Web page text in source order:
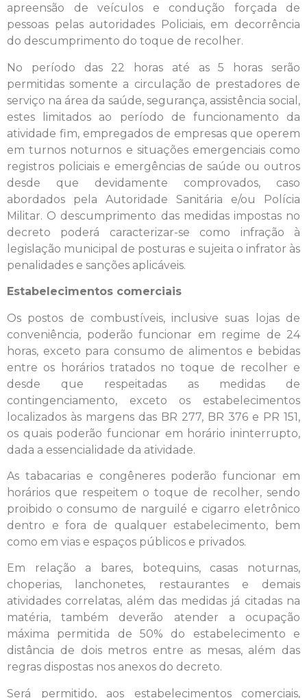
apreensão de veículos e condução forçada de
pessoas pelas autoridades Policiais, em decorrência
do descumprimento do toque de recolher.
No período das 22 horas até as 5 horas serão
permitidas somente a circulação de prestadores de
serviço na área da saúde, segurança, assistência social,
estes limitados ao período de funcionamento da
atividade fim, empregados de empresas que operem
em turnos noturnos e situações emergenciais como
registros policiais e emergências de saúde ou outros
desde que devidamente comprovados, caso
abordados pela Autoridade Sanitária e/ou Polícia
Militar. O descumprimento das medidas impostas no
decreto poderá caracterizar-se como infração à
legislação municipal de posturas e sujeita o infrator às
penalidades e sanções aplicáveis.
Estabelecimentos comerciais
Os postos de combustíveis, inclusive suas lojas de
conveniência, poderão funcionar em regime de 24
horas, exceto para consumo de alimentos e bebidas
entre os horários tratados no toque de recolher e
desde que respeitadas as medidas de
contingenciamento, exceto os estabelecimentos
localizados às margens das BR 277, BR 376 e PR 151,
os quais poderão funcionar em horário ininterrupto,
dada a essencialidade da atividade.
As tabacarias e congêneres poderão funcionar em
horários que respeitem o toque de recolher, sendo
proibido o consumo de narguilé e cigarro eletrônico
dentro e fora de qualquer estabelecimento, bem
como em vias e espaços públicos e privados.
Em relação a bares, botequins, casas noturnas,
choperias, lanchonetes, restaurantes e demais
atividades correlatas, além das medidas já citadas na
matéria, também deverão atender a ocupação
máxima permitida de 50% do estabelecimento e
distância de dois metros entre as mesas, além das
regras dispostas nos anexos do decreto.
Será permitido, aos estabelecimentos comerciais,